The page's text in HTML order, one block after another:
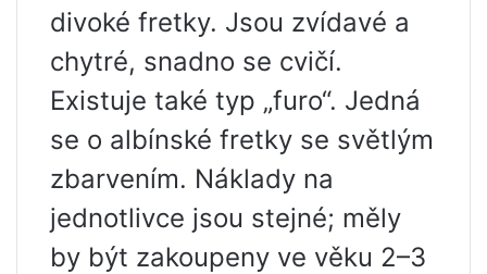
divoké fretky. Jsou zvídavé a
chytré, snadno se cvičí.
Existuje také typ „furo“. Jedná
se o albínské fretky se světlým
zbarvením. Náklady na
jednotlivce jsou stejné; měly
by být zakoupeny ve věku 2–3